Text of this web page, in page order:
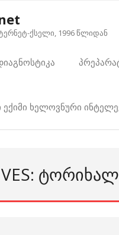
ქსელი, 1996 წლიდან
ექიმი ხელოვნური